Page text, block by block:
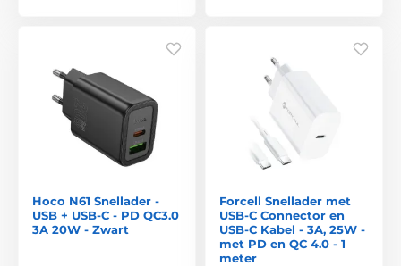
Hoco N61 Snellader -
USB + USB-C - PD QC3.0
3A 20W - Zwart
Forcell Snellader met
USB-C Connector en
USB-C Kabel - 3A, 25W -
met PD en QC 4.0 - 1
meter